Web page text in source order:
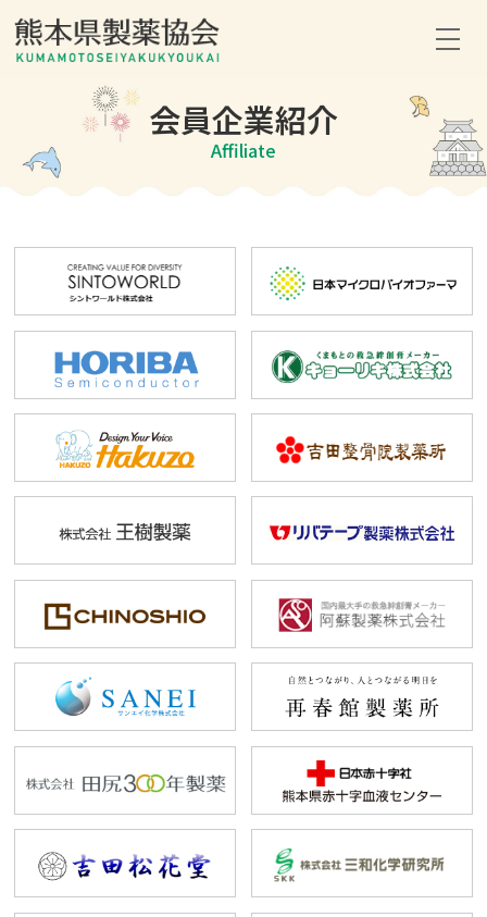
会員企業紹介
Affiliate
ホーム
協会について
協会の活動
採用情報
会員企業紹介
お問い合わせ
会員専用